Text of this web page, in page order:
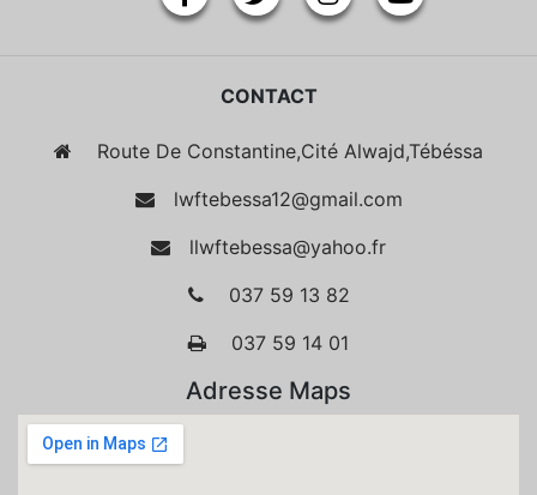
CONTACT
Route De Constantine,Cité Alwajd,Tébéssa
lwftebessa12@gmail.com
llwftebessa@yahoo.fr
037 59 13 82
037 59 14 01
Adresse Maps